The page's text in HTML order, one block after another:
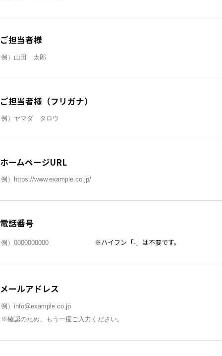
ご担当者様
ご担当者様（フリガナ）
ホームページURL
電話番号
※ハイフン「-」は不要です。
メールアドレス